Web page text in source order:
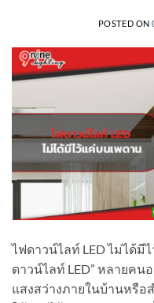
POSTED ON
ไฟดาวน์ไลท์ LED ไม่ได้มี
ดาวน์ไลท์ LED” หลายคน
แสงสว่างภายในบ้านหรือ